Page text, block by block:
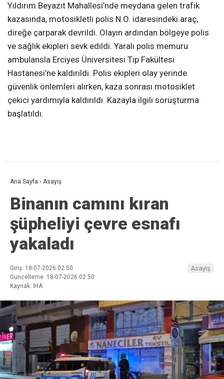
Yıldırım Beyazıt Mahallesi’nde meydana gelen trafik
kazasında, motosikletli polis N.O. idaresindeki araç,
direğe çarparak devrildi. Olayın ardından bölgeye polis
ve sağlık ekipleri sevk edildi. Yaralı polis memuru
ambulansla Erciyes Üniversitesi Tıp Fakültesi
Hastanesi’ne kaldırıldı. Polis ekipleri olay yerinde
güvenlik önlemleri alırken, kaza sonrası motosiklet
çekici yardımıyla kaldırıldı. Kazayla ilgili soruşturma
başlatıldı.
Ana Sayfa › Asayiş
Binanın camını kıran
şüpheliyi çevre esnafı
yakaladı
Giriş: 18-07-2026 02:50
Güncelleme: 18-07-2026 02:50
Kaynak: İHA
Asayiş